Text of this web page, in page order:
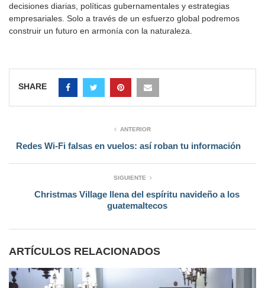
decisiones diarias, políticas gubernamentales y estrategias
empresariales. Solo a través de un esfuerzo global podremos
construir un futuro en armonía con la naturaleza.
SHARE
ANTERIOR
Redes Wi-Fi falsas en vuelos: así roban tu información
SIGUIENTE
Christmas Village llena del espíritu navideño a los
guatemaltecos
ARTÍCULOS RELACIONADOS